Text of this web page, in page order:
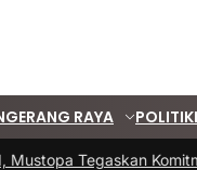
RAYA POLITIK
Tegaskan